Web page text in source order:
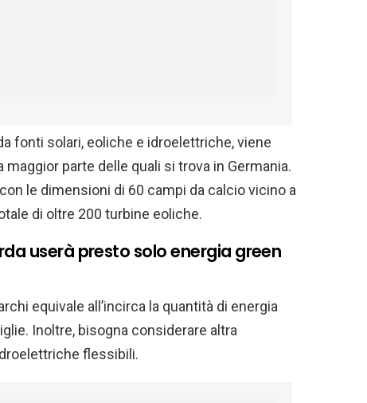
fonti solari, eoliche e idroelettriche, viene
parte delle quali si trova in Germania.
le dimensioni di 60 campi da calcio vicino a
di oltre 200 turbine eoliche.
userà presto solo energia green
equivale all’incirca la quantità di energia
Inoltre, bisogna considerare altra
flessibili.